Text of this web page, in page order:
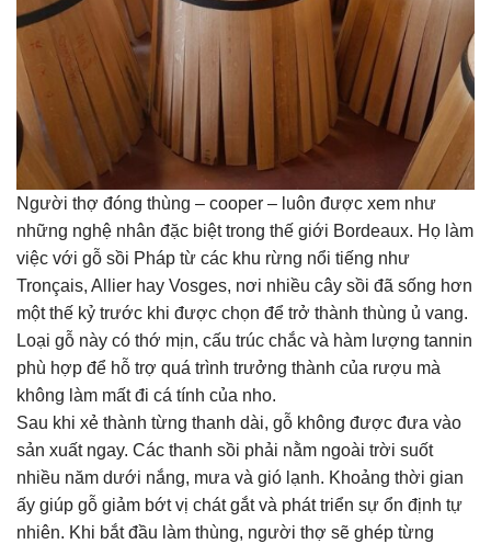
Người thợ đóng thùng – cooper – luôn được xem như
những nghệ nhân đặc biệt trong thế giới Bordeaux. Họ làm
việc với gỗ sồi Pháp từ các khu rừng nổi tiếng như
Tronçais, Allier hay Vosges, nơi nhiều cây sồi đã sống hơn
một thế kỷ trước khi được chọn để trở thành thùng ủ vang.
Loại gỗ này có thớ mịn, cấu trúc chắc và hàm lượng tannin
phù hợp để hỗ trợ quá trình trưởng thành của rượu mà
không làm mất đi cá tính của nho.
Sau khi xẻ thành từng thanh dài, gỗ không được đưa vào
sản xuất ngay. Các thanh sồi phải nằm ngoài trời suốt
nhiều năm dưới nắng, mưa và gió lạnh. Khoảng thời gian
ấy giúp gỗ giảm bớt vị chát gắt và phát triển sự ổn định tự
nhiên. Khi bắt đầu làm thùng, người thợ sẽ ghép từng